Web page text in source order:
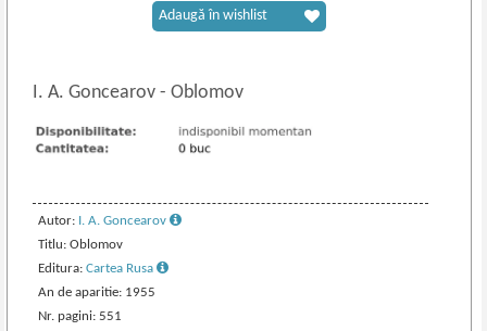
I. A. Goncearov- Oblomov
Autor: I. A. Goncearov
Titlu: Oblomov
Editura:Cartea Rusa
An de aparitie: 1955
Nr. pagini: 551
Adaugă în wishlist